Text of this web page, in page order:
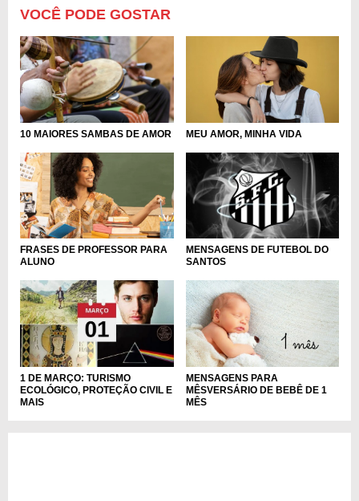
VOCÊ PODE GOSTAR
10 MAIORES SAMBAS DE AMOR MEU AMOR, MINHA VIDA
FRASES DE PROFESSOR PARA
ALUNO
MENSAGENS DE FUTEBOL DO
SANTOS
1 DE MARÇO: TURISMO
ECOLÓGICO, PROTEÇÃO CIVIL E
MAIS
MENSAGENS PARA
MÊSVERSÁRIO DE BEBÊ DE 1
MÊS